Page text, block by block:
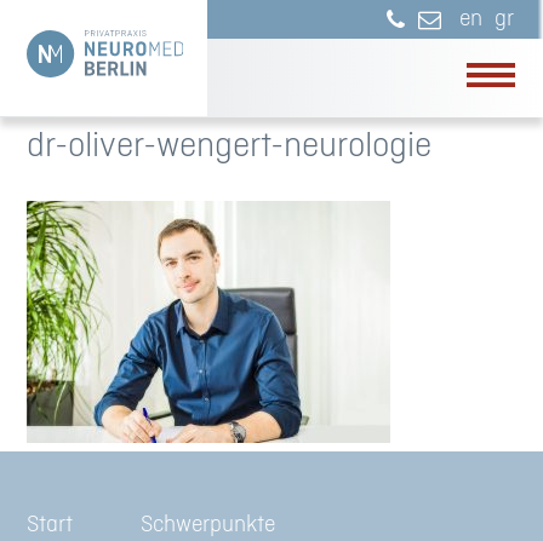
en gr
dr-oliver-wengert-neurologie
Start
Schwerpunkte